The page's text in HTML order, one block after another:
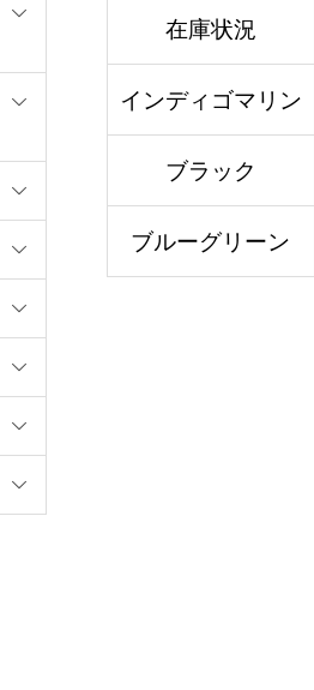
在庫状況
インディゴマリン
ブラック
ブルーグリーン